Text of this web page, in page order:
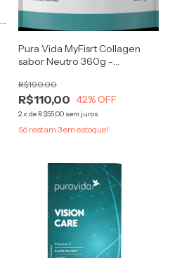
Pura Vida MyFisrt Collagen
sabor Neutro 360g -
R$110,00
R$190,00
42% OFF
2x de R$55,00 sem juros
Só restam 3em estoque!